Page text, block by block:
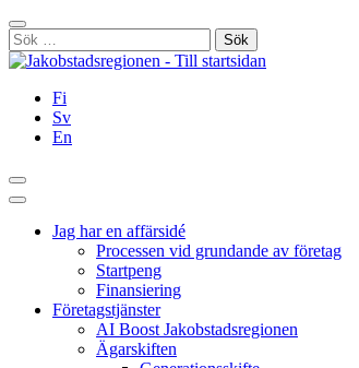
Hoppa
till
innehållet
Stäng
Sök
efter:
Fi
Sv
En
Sök
Huvudmeny
Jag har en affärsidé
Processen vid grundande av företag
Startpeng
Finansiering
Företagstjänster
AI Boost Jakobstadsregionen
Ägarskiften